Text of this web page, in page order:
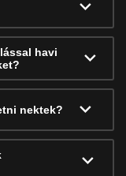
havi
nektek?